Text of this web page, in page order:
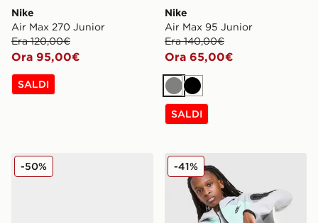
Nike
Air Max 270 Junior
Era 120,00€
Ora 95,00€
SALDI
Nike
Air Max 95 Junior
Era 140,00€
Ora 65,00€
Grigio
Nero
SALDI
Nike Dunk Low Suede Junior
-50% Nike Felpa con
-41%